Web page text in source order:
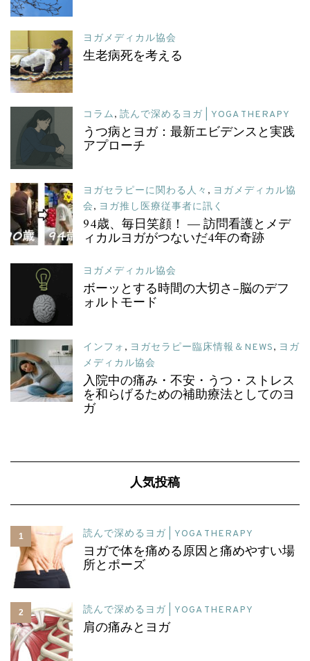
ヨガメディカル協会
生老病死を考える
コラム, 読んで深めるヨガ | YOGA THERAPY
うつ病とヨガ：最新エビデンスと実践
アプローチ
ヨガセラピーに関わる人々 , ヨガメディカル協
会, ヨガ推し医療従事者に訊く
94歳、毎日笑顔！ ― 訪問看護とメデ
ィカルヨガがつないだ4年の奇跡
ヨガメディカル協会
ボーッとする時間の大切さ–脳のデフ
ォルトモード
インフォ , ヨガセラピー臨床情報＆NEWS, ヨガ
メディカル協会
入院中の痛み・不安・うつ・ストレス
を和らげるための補助療法としてのヨ
ガ
人気投稿
1 読んで深めるヨガ | YOGA THERAPY
ヨガで体を痛める原因と痛めやすい場
所とポーズ
2 読んで深めるヨガ | YOGA THERAPY
肩の痛みとヨガ